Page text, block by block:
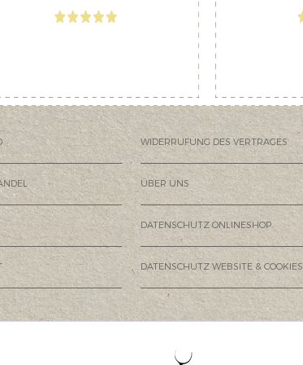
WIDERRUFUNG DES VERTRAGES
ÜBER UNS
DATENSCHUTZ ONLINESHOP
DATENSCHUTZ WEBSITE & COOKIES